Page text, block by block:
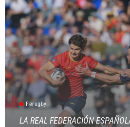
Ferugby
LA REAL FEDERACIÓN